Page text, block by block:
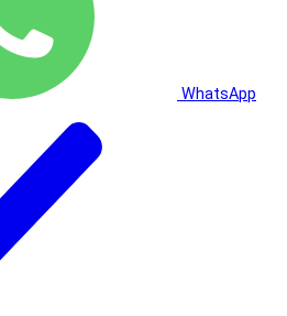
WhatsApp